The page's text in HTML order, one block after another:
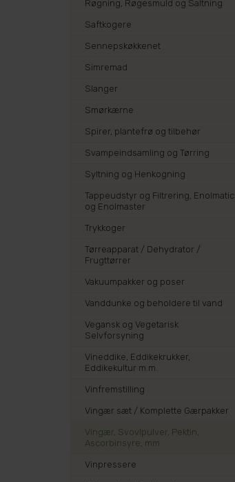
Røgning, Røgesmuld og Saltning
Saftkogere
Sennepskøkkenet
Simremad
Slanger
Smørkærne
Spirer, plantefrø og tilbehør
Svampeindsamling og Tørring
Syltning og Henkogning
Tappeudstyr og Filtrering, Enolmatic
og Enolmaster
Trykkoger
Tørreapparat / Dehydrator /
Frugttørrer
Vakuumpakker og poser
Vanddunke og beholdere til vand
Vegansk og Vegetarisk
Selvforsyning
Vineddike, Eddikekrukker,
Eddikekultur m.m.
Vinfremstilling
Vingær sæt / Komplette Gærpakker
Vingær, Svovlpulver, Pektin,
Ascorbinsyre, mm
Vinpressere